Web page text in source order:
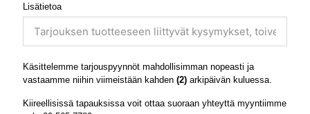
Lisätietoa
Käsittelemme tarjouspyynnöt mahdollisimman nopeasti ja
vastaamme niihin viimeistään kahden (2) arkipäivän kuluessa.
Kiireellisissä tapauksissa voit ottaa suoraan yhteyttä myyntiimme